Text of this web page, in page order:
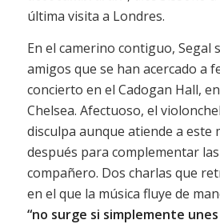
última visita a Londres.
En el camerino contiguo, Segal
amigos que se han acercado a
concierto en el Cadogan Hall,
Chelsea. Afectuoso, el
disculpa aunque atiende a este
después para complementar
compañero. Dos charlas que
en el que la música fluye de
“no surge si simplemente